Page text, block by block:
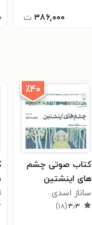
۳۸۶,۰۰۰ ت
٪۴۰
کتاب صوتی چشم
های اینشتین
ساناز اسدی
۳٫۳(۱۸)